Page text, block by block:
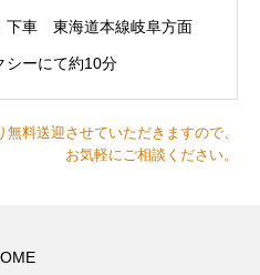
下車 東海道本線岐阜方面
ーにて約10分
料送迎させていただきますので、
お気軽にご相談ください。